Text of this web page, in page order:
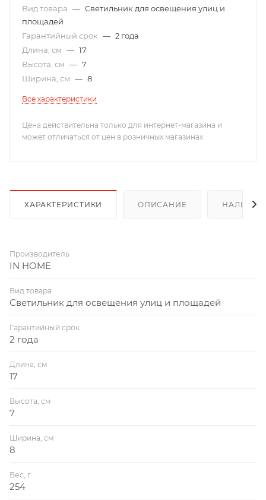
Вид товара — Светильник для освещения улиц и
площадей
Гарантийный срок — 2 года
Длина, см — 17
Высота, см — 7
Ширина, см — 8
Все характеристики
Цена действительна только для интернет-магазина и
может отличаться от цен в розничных магазинах
ХАРАКТЕРИСТИКИ ОПИСАНИЕ НАЛИЧИЕ
Производитель
IN HOME
Вид товара
Светильник для освещения улиц и площадей
Гарантийный срок
2 года
Длина, см
17
Высота, см
7
Ширина, см
8
Вес, г
254